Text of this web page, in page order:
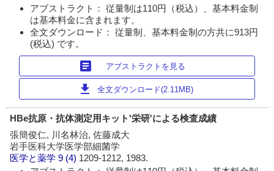
アブストラクト： 従量制は110円（税込）、基本料金制
は基本料金に含まれます。
全文ダウンロード： 従量制、基本料金制の方共に913円
(税込) です。
article アブストラクトを見る
download 全文ダウンロード(2.11MB)
HBe抗原・抗体測定用キット'栄研'による検査成績
張簡俊仁, 川名林治, 佐藤成大
岩手医科大学医学部細菌学
医学と薬学 9 (4) 1209-1212, 1983.